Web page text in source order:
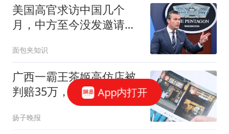
美国高官求访中国几个
月，中方至今没发邀请，
面包夹知识
广西一霸王茶姬高仿店被
判赔35万，就开在品牌店
附近20米处，也卖“伯牙绝
弦”；网友：员工在这上班
扬子晚报
App内打开